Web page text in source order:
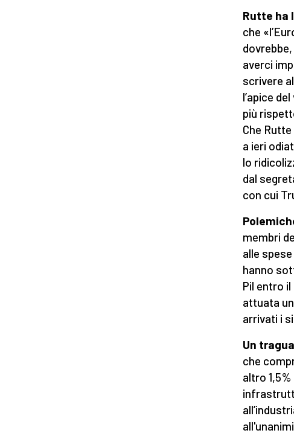
Rutte ha
che
averci
scrivere
l’apice
più
Che
a ieri
lo
dal
con cui
membri
alle
hanno
Pil entro
attuata
arrivati i
Un
che
altro